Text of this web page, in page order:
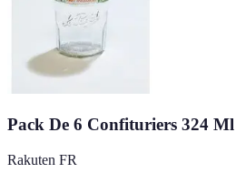
Pack De 6 Confituriers 324 Ml
Rakuten FR